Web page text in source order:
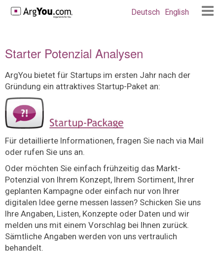
Deutsch English
Starter Potenzial Analysen
ArgYou bietet für Startups im ersten Jahr nach der
Gründung ein attraktives Startup-Paket an:
Für detaillierte Informationen, fragen Sie nach via Mail
oder rufen Sie uns an.
Oder möchten Sie einfach frühzeitig das Markt-
Potenzial von Ihrem Konzept, Ihrem Sortiment, Ihrer
geplanten Kampagne oder einfach nur von Ihrer
digitalen Idee gerne messen lassen? Schicken Sie uns
Ihre Angaben, Listen, Konzepte oder Daten und wir
melden uns mit einem Vorschlag bei Ihnen zurück.
Sämtliche Angaben werden von uns vertraulich
behandelt.